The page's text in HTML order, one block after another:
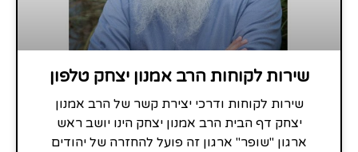
שירות לקוחות הרב אמנון יצחק טלפון
שירות לקוחות ודרכי יצירת קשר של הרב אמנון
יצחק דף הבית הרב אמנון יצחק הינו יושב ראש
ארגון "שופר" ארגון זה פועל להחזרה של יהודים